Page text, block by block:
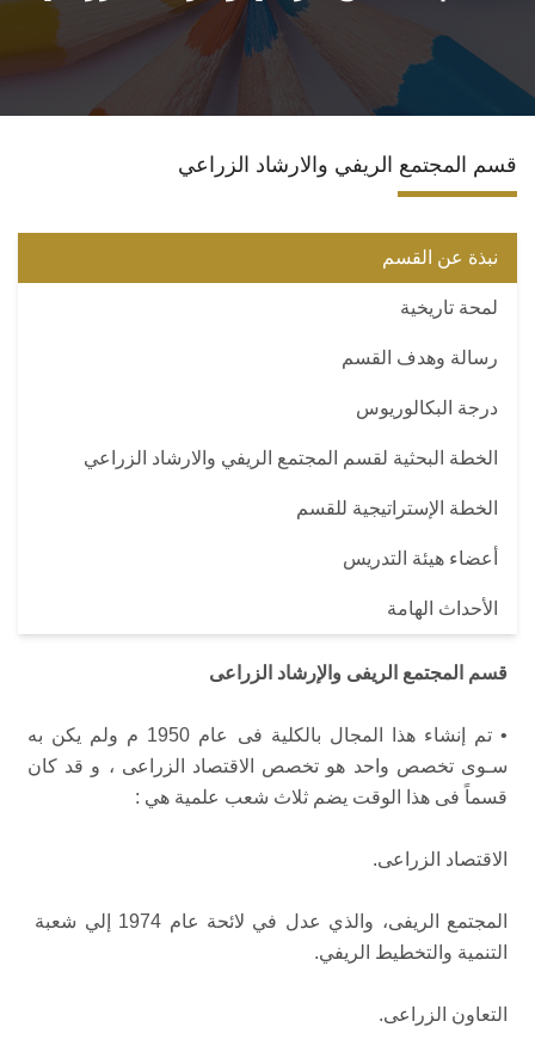
المراكز والوحدات
قسم المجتمع الريفي والارشاد الزراعي
نبذة عن القسم
لمحة تاريخية
رسالة وهدف القسم
درجة البكالوريوس
الخطة البحثية لقسم المجتمع الريفي والارشاد الزراعي
الخطة الإستراتيجية للقسم
أعضاء هيئة التدريس
الأحداث الهامة
قسم المجتمع الريفى والإرشاد الزراعى
• تم إنشاء هذا المجال بالكلية فى عام 1950 م ولم يكن به
سـوى تخصص واحد هو تخصص الاقتصاد الزراعى ، و قد كان
قسماً فى هذا الوقت يضم ثلاث شعب علمية هي :
الاقتصاد الزراعى.
المجتمع الريفى، والذي عدل في لائحة عام 1974 إلي شعبة
التنمية والتخطيط الريفي.
التعاون الزراعى.